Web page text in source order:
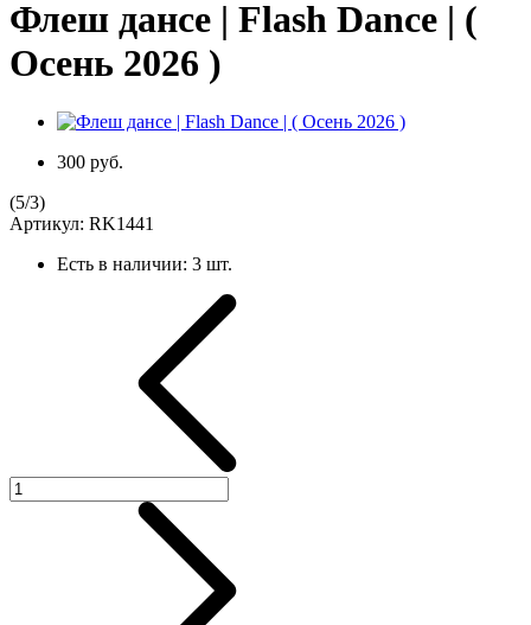
Флеш дансе | Flash Dance | (
Осень 2026 )
300 руб.
(5/3)
Артикул: RK1441
Есть в наличии: 3 шт.